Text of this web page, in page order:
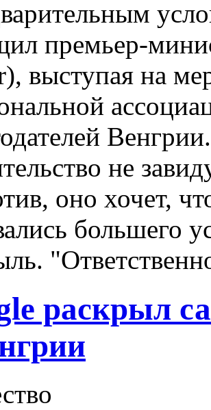
премьер-
выступая на
не
оно хочет,
большего
раскрыл